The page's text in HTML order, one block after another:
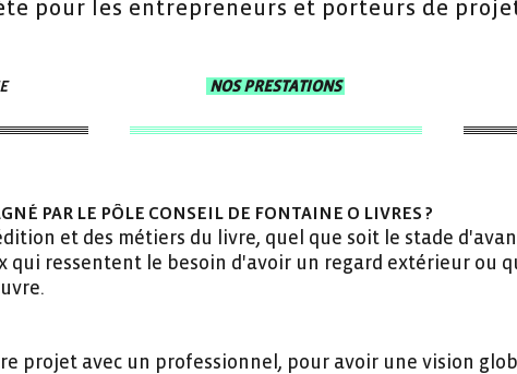
pour les entrepreneurs et porteurs de
NOS PRESTATIONS
PAR LE PÔLE CONSEIL DE FONTAINE O LIVRES ?
et des métiers du livre, quel que soit le stade
qui ressentent le besoin d'avoir un regard extérieur ou
projet avec un professionnel, pour avoir une vision